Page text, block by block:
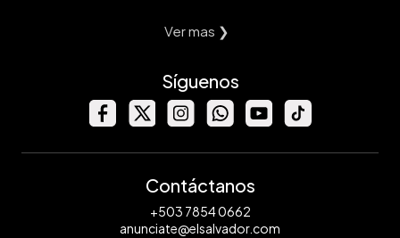
Ver mas ❯
Síguenos
Contáctanos
+503 7854 0662
anunciate@elsalvador.com